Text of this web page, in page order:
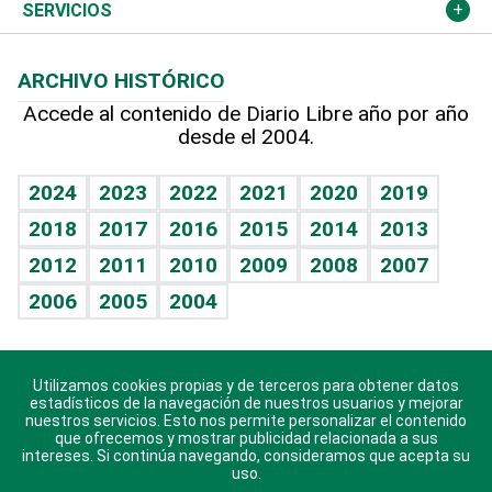
Economía personal
Podcast Arte Libre
Hablando con el pediatra
Vida y familia
Eñe
Celebrando la vida
Sin complejos
En pocas palabras
Escuchando al corazón
Economía Personal
Más deportes
Línea de hit
TBT Deportivo
Columnistas
Cambio climático
Opinión
Hecho en casa
Guía del dinero
SERVICIOS
Cumpleaños
Horóscopos
Crucigramas
ARCHIVO HISTÓRICO
Accede al contenido de Diario Libre año por año
desde el 2004.
2024 2023 2022 2021 2020
2019
2018
2017 2016 2015 2014
2013
2012
2011 2010 2009 2008
2007
2006
2005 2004
Descarga nuestras aplicaciones para Android, iOS y
sistema Huawei.
Utilizamos cookies propias y de terceros para obtener datos
estadísticos de la navegación de nuestros usuarios y mejorar
nuestros servicios. Esto nos permite personalizar el contenido
que ofrecemos y mostrar publicidad relacionada a sus
intereses. Si continúa navegando, consideramos que acepta su
uso.